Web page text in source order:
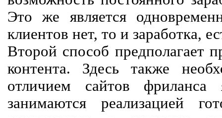
Это же является
клиентов нет, то и заработка,
Второй способ предполагает
контента. Здесь также
отличием сайтов
занимаются реализацией